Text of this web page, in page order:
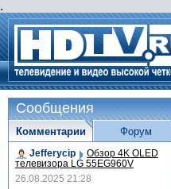
.
Сообщения
Комментарии
Jefferycip Обзор 4K OLED
телевизора LG 55EG960V
26.08.2025 21:28
Форум